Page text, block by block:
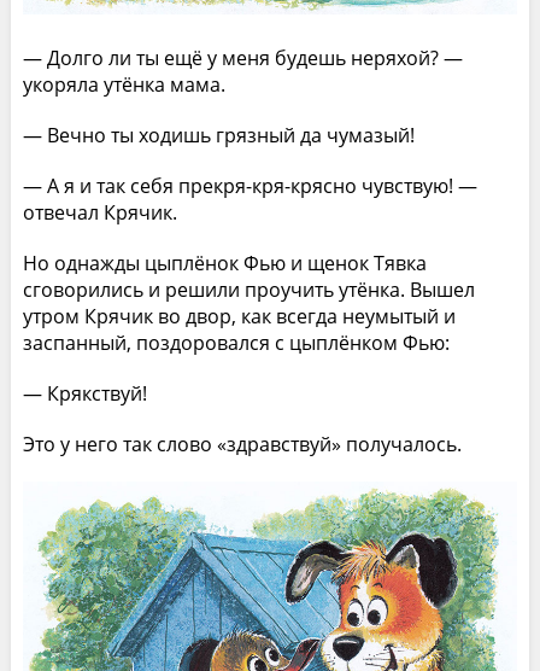
— Долго ли ты ещё у меня будешь неряхой? —
укоряла утёнка мама.
— Вечно ты ходишь грязный да чумазый!
— А я и так себя прекря-кря-крясно чувствую! —
отвечал Крячик.
Но однажды цыплёнок Фью и щенок Тявка
сговорились и решили проучить утёнка. Вышел
утром Крячик во двор, как всегда неумытый и
заспанный, поздоровался с цыплёнком Фью:
— Крякcтвуй!
Это у него так слово «здравствуй» получалось.